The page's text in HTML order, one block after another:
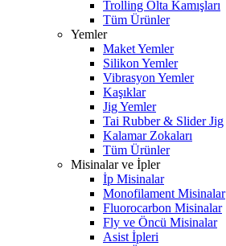
Trolling Olta Kamışları
Tüm Ürünler
Yemler
Maket Yemler
Silikon Yemler
Vibrasyon Yemler
Kaşıklar
Jig Yemler
Tai Rubber & Slider Jig
Kalamar Zokaları
Tüm Ürünler
Misinalar ve İpler
İp Misinalar
Monofilament Misinalar
Fluorocarbon Misinalar
Fly ve Öncü Misinalar
Asist İpleri